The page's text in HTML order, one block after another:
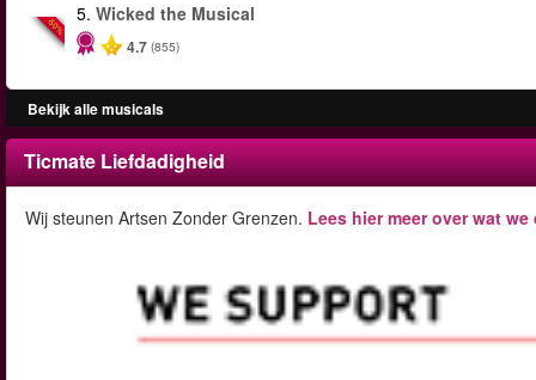
-50%
5. Wicked the Musical
4.7 (855)
Bekijk alle musicals
Ticmate Liefdadigheid
Wij steunen Artsen Zonder Grenzen. Lees hier meer over wat we